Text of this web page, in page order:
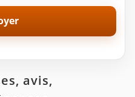
avis,